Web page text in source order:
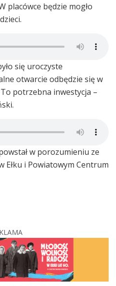
placówce będzie mogło
się uroczyste
otwarcie odbędzie się w
potrzebna inwestycja –
w porozumieniu ze
Ełku i Powiatowym Centrum